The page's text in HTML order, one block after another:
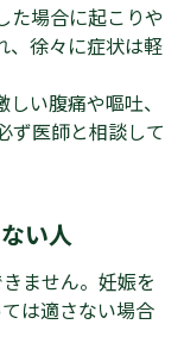
た場合に起こりや
、徐々に症状は軽
い腹痛や嘔吐、
ず医師と相談して
い人
ません。妊娠を
は適さない場合